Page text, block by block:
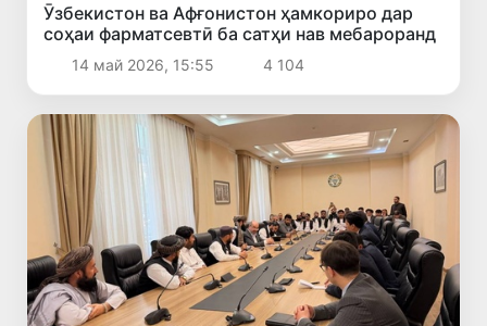
Ӯзбекистон ва Афғонистон ҳамкориро дар
соҳаи фарматсевтӣ ба сатҳи нав мебароранд
14 май 2026, 15:55 4 104